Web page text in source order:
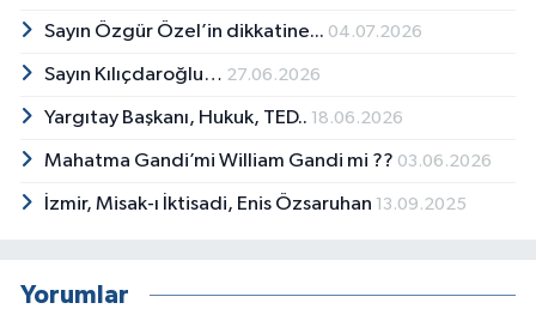
Sayın Özgür Özel’in dikkatine... 04.07.2026
Sayın Kılıçdaroğlu… 27.06.2026
Yargıtay Başkanı, Hukuk, TED.. 18.06.2026
Mahatma Gandi’mi William Gandi mi ?? 03.06.2026
İzmir, Misak-ı İktisadi, Enis Özsaruhan 13.09.2025
Yorumlar